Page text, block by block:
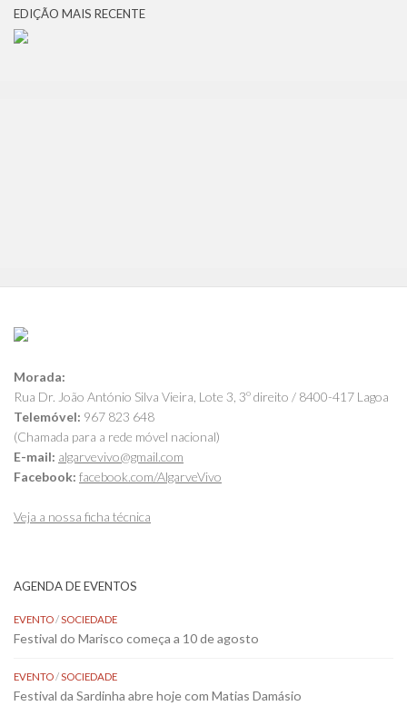
EDIÇÃO MAIS RECENTE
Morada:
Rua Dr. João António Silva Vieira, Lote 3, 3º direito / 8400-417 Lagoa
Telemóvel: 967 823 648
(Chamada para a rede móvel nacional)
E-mail: algarvevivo@gmail.com
Facebook: facebook.com/AlgarveVivo
Veja a nossa ficha técnica
AGENDA DE EVENTOS
EVENTO/SOCIEDADE
Festival do Marisco começa a 10 de agosto
EVENTO/SOCIEDADE
Festival da Sardinha abre hoje com Matias Damásio